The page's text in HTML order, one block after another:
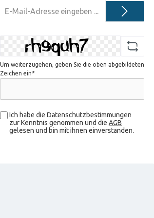
Mail-
Um weiterzugehen, geben Sie die oben abgebildeten
Zeichen ein*
Ich habe die Datenschutzbestimmungen
zur Kenntnis genommen und die AGB
gelesen und bin mit ihnen einverstanden.